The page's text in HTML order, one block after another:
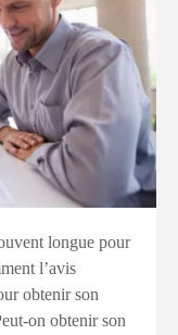
longue pour
l’avis
obtenir son
on obtenir son